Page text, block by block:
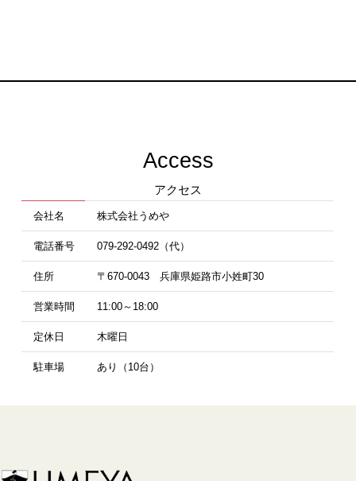
Access
アクセス
会社名 株式会社うめや
電話番号 079-292-0492（代）
住所 〒670-0043 兵庫県姫路市小姓町30
営業時間 11:00～18:00
定休日 木曜日
駐車場 あり（10台）